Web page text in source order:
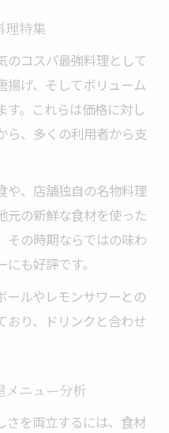
理特集
のコスパ最強料理として
揚げ、そしてボリューム
す。これらは価格に対し
ら、多くの利用者から支
や、店舗独自の名物料理
元の新鮮な食材を使った
その時期ならではの味わ
も好評です。
ールやレモンサワーとの
おり、ドリンクと合わせ
メニュー分析
さを両立するには、食材